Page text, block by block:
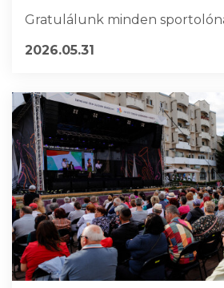
Gratulálunk minden
2026.05.31